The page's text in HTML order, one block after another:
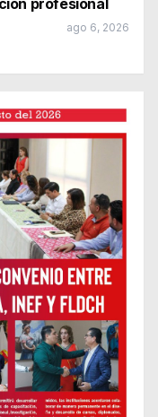
profesional
ago 6, 2026